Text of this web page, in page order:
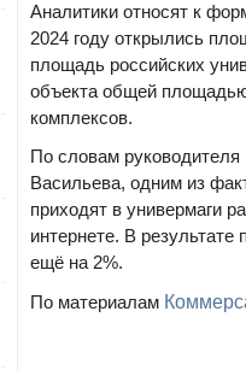
Аналитики относят к
2024 году открылись
площадь российских
объекта общей площадью
комплексов.
По словам руководителя
Васильева, одним из
приходят в универмаги
интернете. В
ещё на 2%.
По материалам